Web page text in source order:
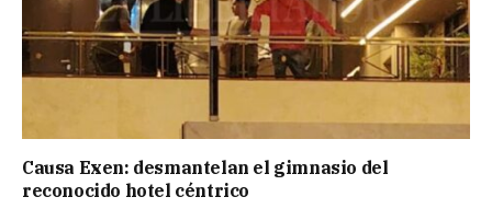
Causa Exen: desmantelan el gimnasio del
reconocido hotel céntrico